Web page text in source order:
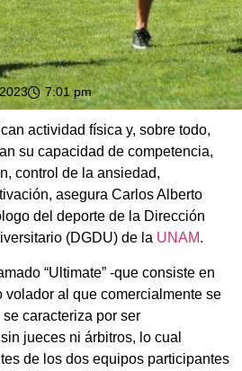
7:01 pm
actividad física y, sobre todo,
su capacidad de competencia,
control de la ansiedad,
asegura Carlos Alberto
del deporte de la Dirección
(DGDU) de la UNAM.
“Ultimate” -que consiste en
volador al que comercialmente se
caracteriza por ser
jueces ni árbitros, lo cual
de los dos equipos participantes